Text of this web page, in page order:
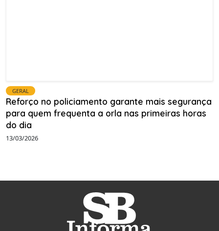
GERAL
Reforço no policiamento garante mais segurança
para quem frequenta a orla nas primeiras horas
do dia
13/03/2026